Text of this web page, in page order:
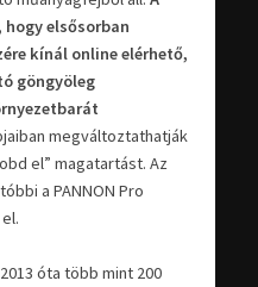
elsősorban
kínál online elérhető,
göngyöleg
megváltoztathatják
el” magatartást. Az
a PANNON Pro
óta több mint 200